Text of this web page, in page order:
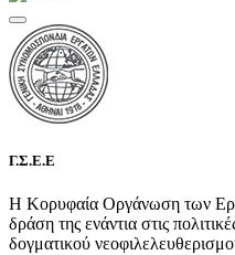
Γ.Σ.Ε.Ε
Η Κορυφαία Οργάνωση των
δράση της ενάντια στις
δογματικού